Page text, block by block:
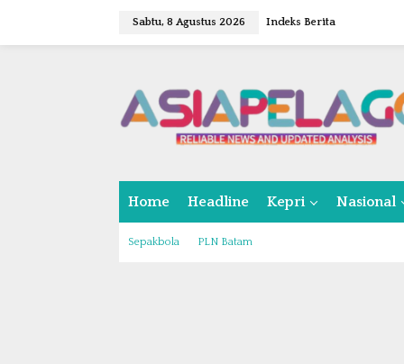
w
Sabtu, 8 Agustus 2026 Indeks Berita
Home Headline Kepri Nasional
Sepakbola PLN Batam